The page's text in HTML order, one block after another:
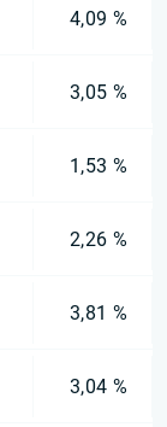
4,09 %
3,05 %
1,53 %
2,26 %
3,81 %
3,04 %